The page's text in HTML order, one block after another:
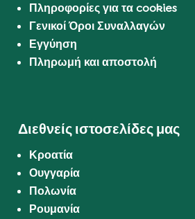
Πληροφορίες για τα cookies
Γενικοί Όροι Συναλλαγών
Εγγύηση
Πληρωμή και αποστολή
Διεθνείς ιστοσελίδες μας
Κροατία
Ουγγαρία
Πολωνία
Ρουμανία